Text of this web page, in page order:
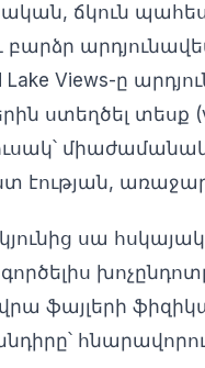
ճկուն
Lake Views-ը
ստեղծել
էության,
սա
ֆայլերի